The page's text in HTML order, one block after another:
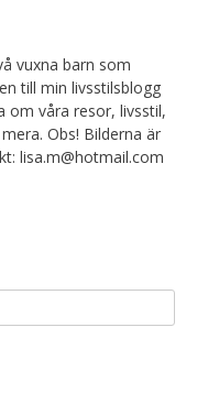
vuxna barn som
till min livsstilsblogg
om våra resor, livsstil,
Obs! Bilderna är
lisa.m@hotmail.com